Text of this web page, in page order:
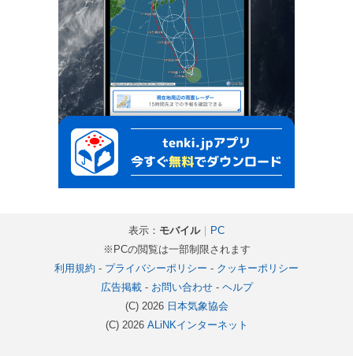
表示： モバイル｜ PC
※PCの閲覧は一部制限されます
利用規約 - プライバシーポリシー - クッキーポリシー
広告掲載- お問い合わせ- ヘルプ
(C) 2026 日本気象協会
(C) 2026 ALiNKインターネット